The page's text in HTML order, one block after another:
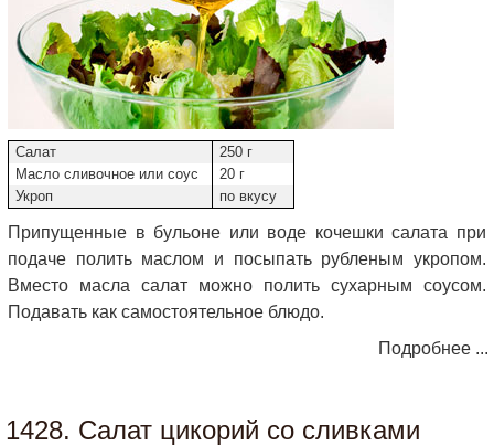
Салат
250 г
Масло сливочное или соус
20 г
Укроп
по вкусу
Припущенные в бульоне или воде кочешки салата при
подаче полить маслом и посыпать рубленым укропом.
Вместо масла салат можно полить сухарным соусом.
Подавать как самостоятельное блюдо.
Подробнее ...
1428. Салат цикорий со сливками